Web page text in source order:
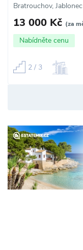
Bratrouchov,
13 000 Kč (za
Nabídněte cenu
2 / 3